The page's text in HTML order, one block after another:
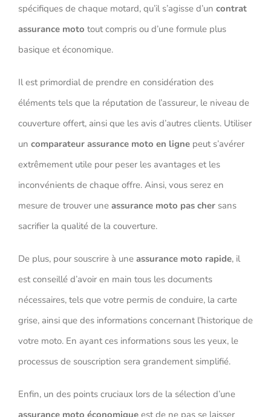
spécifiques de chaque motard, qu’il s’agisse d’un contrat
assurance moto tout compris ou d’une formule plus
basique et économique.
Il est primordial de prendre en considération des
éléments tels que la réputation de l’assureur, le niveau de
couverture offert, ainsi que les avis d’autres clients. Utiliser
un comparateur assurance moto en lignepeut s’avérer
extrêmement utile pour peser les avantages et les
inconvénients de chaque offre. Ainsi, vous serez en
mesure de trouver une assurance moto pas chersans
sacrifier la qualité de la couverture.
De plus, pour souscrire à une assurance moto rapide, il
est conseillé d’avoir en main tous les documents
nécessaires, tels que votre permis de conduire, la carte
grise, ainsi que des informations concernant l’historique de
votre moto. En ayant ces informations sous les yeux, le
processus de souscription sera grandement simplifié.
Enfin, un des points cruciaux lors de la sélection d’une